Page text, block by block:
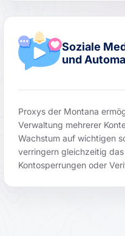
Soziale
und
Proxys der Montana
Verwaltung mehrerer
Wachstum auf wichtigen
verringern gleichzeitig
Kontosperrungen oder